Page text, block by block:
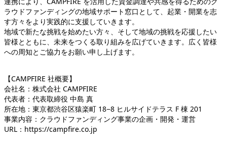
ラウドファンディングの地域サポート窓口として、起業・開業を志
す方々をより実践的に支援していきます。
地域で新たな挑戦を始めたい方々、そして地域の挑戦を応援したい
皆様とともに、未来をつくる取り組みを広げていきます。広く皆様
への周知とご協力をお願い申し上げます。
【CAMPFIRE 社概要】
会社名：株式会社 CAMPFIRE
代表者：代表取締役 中島 真
所在地：東京都渋谷区猿楽町 18−8 ヒルサイドテラス F 棟 201
事業内容：クラウドファンディング事業の企画・開発・運営
URL：https://campfire.co.jp